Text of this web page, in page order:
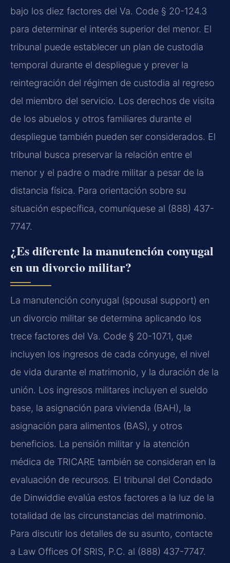
bajo los diez factores del Va. Code § 20-124.3
para determinar el interés superior del menor. El
tribunal puede establecer un plan de custodia
temporal durante el despliegue y prever la
reintegración del régimen de custodia al regreso
del miembro del servicio. Los derechos de visita
de los abuelos y otros familiares durante el
despliegue también pueden ser considerados. El
tribunal busca preservar la relación entre el
menor y el padre o madre militar a pesar de la
distancia física. Para orientación sobre su
situación específica, comuníquese al (888) 437-
7747.
¿Es diferente la manutención conyugal
en un divorcio militar?
La manutención conyugal (spousal support) en
un divorcio militar se determina aplicando los
trece factores del Va. Code § 20-107.1, que
incluyen los ingresos de cada cónyuge, el nivel
de vida durante el matrimonio, y la duración de la
unión. Los ingresos militares incluyen el sueldo
base, la asignación para vivienda (BAH), la
asignación para alimentos (BAS), y otros
beneficios. La pensión militar y la atención
médica de TRICARE también se consideran en la
evaluación de recursos. El tribunal del Condado
de Dinwiddie evalúa estos factores a la luz de la
totalidad de las circunstancias del matrimonio.
Para discutir los detalles de su asunto, contacte
a Law Offices Of SRIS, P.C. al (888) 437-7747.